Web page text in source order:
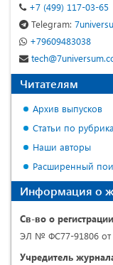
+7 (499) 117-03-65
Telegram:
+79609483038
Читателям
Архив выпусков
Статьи по
Наши авторы
Расширенный
Информация о
Св-во о
ЭЛ № ФС77-91806 от
Учредитель